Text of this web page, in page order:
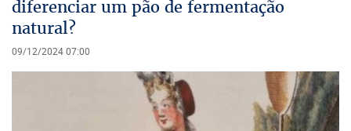
diferenciar um pão de fermentação
natural?
09/12/2024 07:00